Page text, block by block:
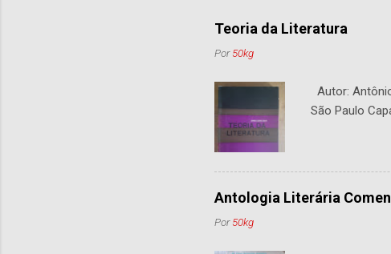
Teoria da Literatura
Por50kg
Autor:
São Paulo
Antologia Literária
Por50kg